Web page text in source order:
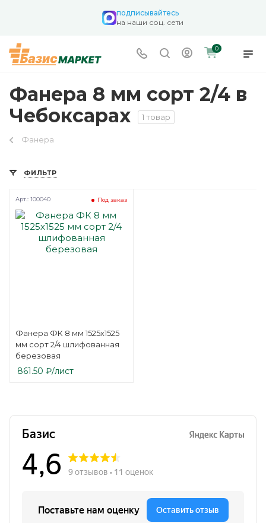
подписывайтесь
на наши соц. сети
0
Фанера 8 мм сорт 2/4 в
Чебоксарах
1 товар
Фанера
ФИЛЬТР
Фанера ФК 8 мм 1525х1525
мм сорт 2/4 шлифованная
березовая
Под заказ
Арт.: 100040
861.50 ₽/лист